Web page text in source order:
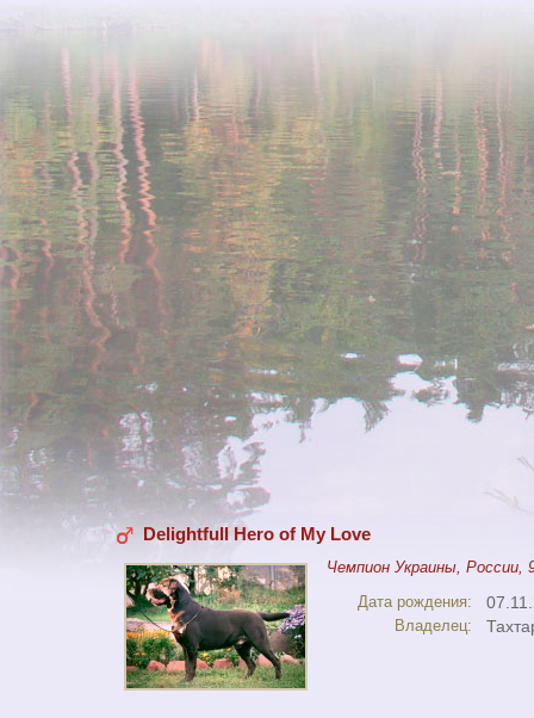
Delightfull Hero of My Love
Чемпион Украины, России,
Дата рождения:
Владелец: